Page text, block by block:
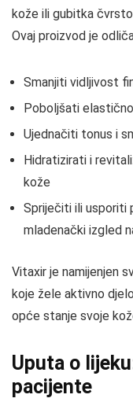
kože ili gubitka
Ovaj proizvod je
Smanjiti vidljivost
Poboljšati
Ujednačiti tonus i
Hidratizirati i
kože
Spriječiti ili usporiti
mladenački izgled
Vitaxir je namijenjen
koje žele aktivno
opće stanje svoje
Uputa o
pacijente